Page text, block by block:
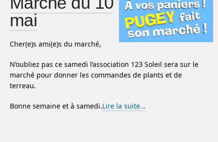
mai
Cher(e)s ami(e)s du marché,
N’oubliez pas ce samedi l’association 123 Soleil sera sur le
marché pour donner les commandes de plants et de
terreau.
Bonne semaine et à samedi.Lire la suite…